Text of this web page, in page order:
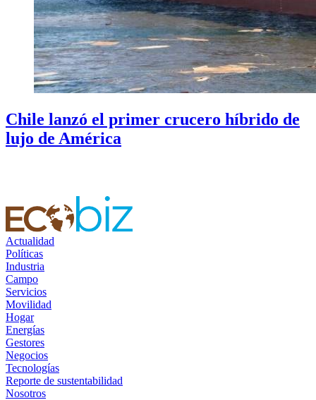
Chile lanzó el primer crucero híbrido de
lujo de América
Actualidad
Políticas
Industria
Campo
Servicios
Movilidad
Hogar
Energías
Gestores
Negocios
Tecnologías
Reporte de sustentabilidad
Nosotros